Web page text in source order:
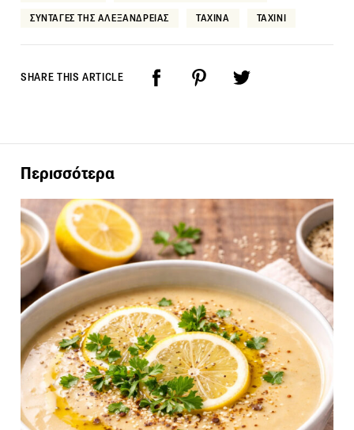
ΣΥΝΤΑΓΕΣ ΤΗΣ ΑΛΕΞΑΝΔΡΕΙΑΣ ΤΑΧΙΝΑ ΤΑΧΙΝΙ
SHARE THIS ARTICLE
Περισσότερα